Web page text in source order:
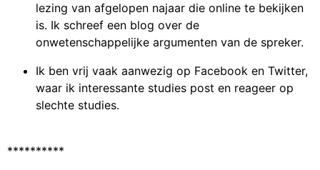
lezing van afgelopen najaar die online te bekijken
is. Ik schreef een blog over de
onwetenschappelijke argumenten van de spreker.
Ik ben vrij vaak aanwezig op Facebook en Twitter,
waar ik interessante studies post en reageer op
slechte studies.
**********